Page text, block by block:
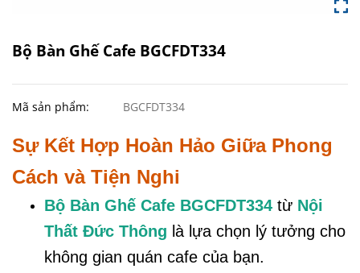
Bộ Bàn Ghế Cafe BGCFDT334
Mã sản phẩm: BGCFDT334
Sự Kết Hợp Hoàn Hảo Giữa Phong
Cách và Tiện Nghi
Bộ Bàn Ghế Cafe BGCFDT334 từ Nội
Thất Đức Thông là lựa chọn lý tưởng cho
không gian quán cafe của bạn.